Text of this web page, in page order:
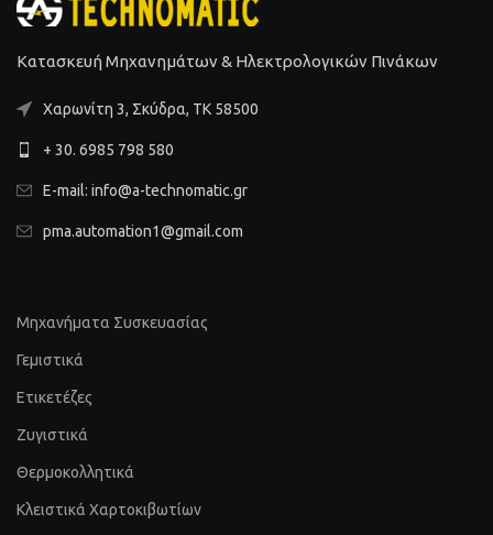
Κατασκευή Μηχανημάτων & Ηλεκτρολογικών Πινάκων
Xαρωνίτη 3, Σκύδρα, ΤΚ 58500
+ 30. 6985 798 580
E-mail: info@a-technomatic.gr
pma.automation1@gmail.com
Μηχανήματα Συσκευασίας
Γεμιστικά
Ετικετέζες
Ζυγιστικά
Θερμοκολλητικά
Κλειστικά Χαρτοκιβωτίων